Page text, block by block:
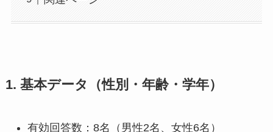
1. 基本データ（性別・年齢・学年）
有効回答数：8名（男性2名、女性6名）